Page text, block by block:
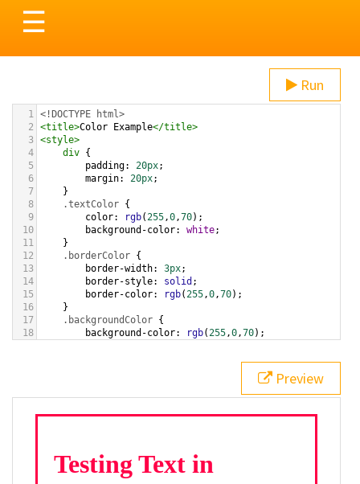
Toggle
navigation
☰
Run
1 <!DOCTYPE html>
2
<title>Color Example</title>
3 <style>
4
div {
5
padding: 20px;
6
margin: 20px;
7
}
8
.textColor {
9
color: rgb(255,0,70);
10
background-color: white;
11
}
12
.borderColor {
13
border-width: 3px;
14
border-style: solid ;
15
border-color: rgb(255,0,70);
16
}
17
.backgroundColor {
18
background-color: rgb(255,0,70);
bottom ,
white, rgb(255,0,70));
div class="textColor borderColor"
< h1>Testing Text in rgb(255,0,70)
Preview